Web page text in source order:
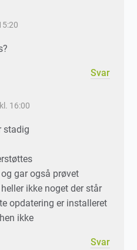
Svar
16:00
stadig
gar også prøvet
ikke noget der står
opdatering er installeret
ikke
Svar